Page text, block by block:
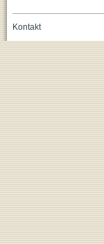
Kontakt